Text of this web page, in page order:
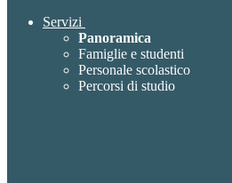
Servizi
Panoramica
Famiglie e studenti
Personale scolastico
Percorsi di studio